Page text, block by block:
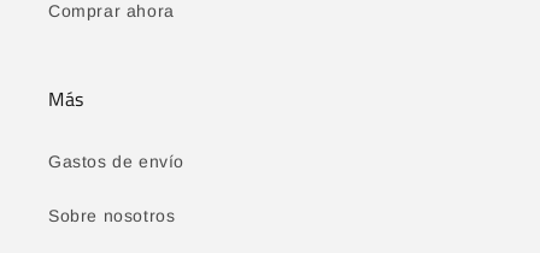
Comprar ahora
Más
Gastos de envío
Sobre nosotros